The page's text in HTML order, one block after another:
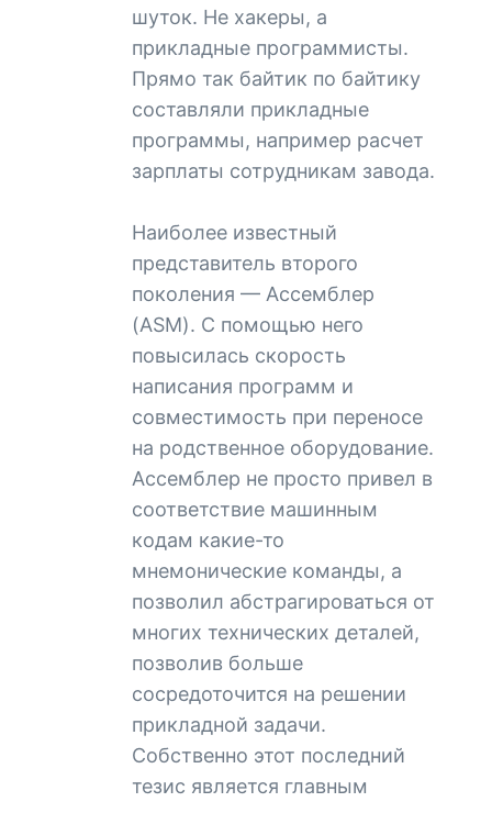
шуток. Не хакеры, а
прикладные программисты.
Прямо так байтик по байтику
составляли прикладные
программы, например расчет
зарплаты сотрудникам завода.
Наиболее известный
представитель второго
поколения — Ассемблер
(ASM). С помощью него
повысилась скорость
написания программ и
совместимость при переносе
на родственное оборудование.
Ассемблер не просто привел в
соответствие машинным
кодам какие-то
мнемонические команды, а
позволил абстрагироваться от
многих технических деталей,
позволив больше
сосредоточится на решении
прикладной задачи.
Собственно этот последний
тезис является главным